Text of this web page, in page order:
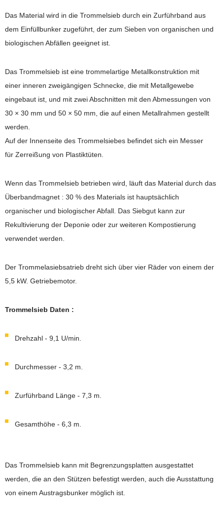
Das Material wird in die Trommelsieb durch ein Zurführband aus
dem Einfüllbunker zugeführt, der zum Sieben von organischen und
biologischen Abfällen geeignet ist.
Das Trommelsieb ist eine trommelartige Metallkonstruktion mit
einer inneren zweigängigen Schnecke, die mit Metallgewebe
eingebaut ist, und mit zwei Abschnitten mit den Abmessungen von
30 × 30 mm und 50 × 50 mm, die auf einen Metallrahmen gestellt
werden.
Auf der Innenseite des Trommelsiebes befindet sich ein Messer
für Zerreißung von Plastiktüten.
Wenn das Trommelsieb betrieben wird, läuft das Material durch das
Überbandmagnet : 30 % des Materials ist hauptsächlich
organischer und biologischer Abfall. Das Siebgut kann zur
Rekultivierung der Deponie oder zur weiteren Kompostierung
verwendet werden.
Der Trommelasiebsatrieb dreht sich über vier Räder von einem der
5,5 kW. Getriebemotor.
Trommelsieb Daten :
Drehzahl - 9,1 U/min.
Durchmesser - 3,2 m.
Zurführband Länge - 7,3 m.
Gesamthöhe - 6,3 m.
Das Trommelsieb kann mit Begrenzungsplatten ausgestattet
werden, die an den Stützen befestigt werden, auch die Ausstattung
von einem Austragsbunker möglich ist.